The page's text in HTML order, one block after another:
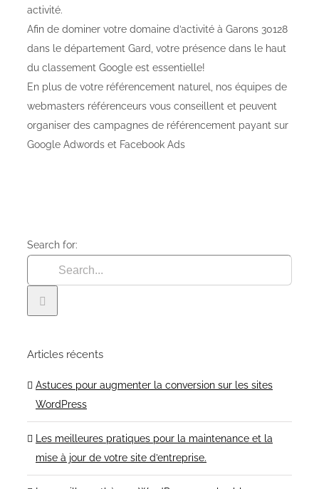
activité.
Afin de dominer votre domaine d’activité à Garons 30128
dans le département Gard, votre présence dans le haut
du classement Google est essentielle!
En plus de votre référencement naturel, nos équipes de
webmasters référenceurs vous conseillent et peuvent
organiser des campagnes de référencement payant sur
Google Adwords et Facebook Ads
Search for:
Articles récents
Astuces pour augmenter la conversion sur les sites
WordPress
Les meilleures pratiques pour la maintenance et la
mise à jour de votre site d’entreprise.